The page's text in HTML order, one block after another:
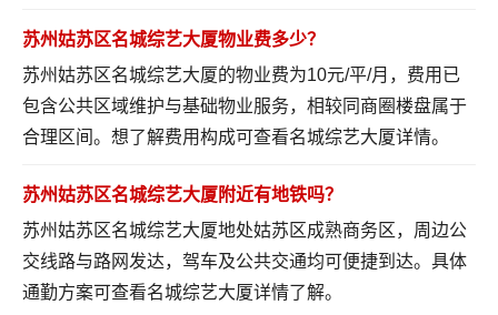
苏州姑苏区名城综艺大厦物业费多少？
苏州姑苏区名城综艺大厦的物业费为10元/平/月，费用已
包含公共区域维护与基础物业服务，相较同商圈楼盘属于
合理区间。想了解费用构成可查看名城综艺大厦详情。
苏州姑苏区名城综艺大厦附近有地铁吗？
苏州姑苏区名城综艺大厦地处姑苏区成熟商务区，周边公
交线路与路网发达，驾车及公共交通均可便捷到达。具体
通勤方案可查看名城综艺大厦详情了解。